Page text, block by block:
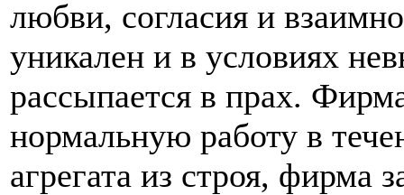
любви, согласия и
уникален и в условиях
рассыпается в прах.
нормальную работу в
агрегата из строя, фирма